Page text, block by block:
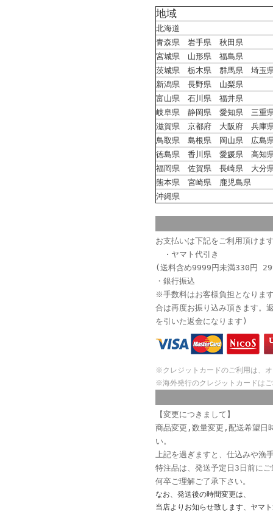
地域
北海道
青森県 岩手県 秋田県
宮城県 山形県 福島県
茨城県 栃木県 群馬県 埼玉
新潟県 長野県 山梨県
富山県 石川県 福井県
岐阜県 静岡県 愛知県 三重
滋賀県 京都府 大阪府 兵庫
鳥取県 島根県 岡山県 広島
徳島県 香川県 愛媛県 高知
福岡県 佐賀県 長崎県 大分
熊本県 宮崎県 鹿児島県
沖縄県
お支払いは下記をご利用頂けま
・ ヤマト代引き
(送料含め9999円未満330円
・銀行振込
※手数料はお客様負担となりま
合は再度お振り込み頂きます。
を引いた返金になります)
※クレジットカードのご利用は、
※海外発行のクレジットカードは
【変更につきまして】
商品変更,数量変更,配送希望日
い。
上記を過ぎますと、仕込みや漁
特注品は、発送予定日3日前に
何卒ご理解ご了承下さい。
なお、発送後の時間変更は、
当店よりお知らせ致します、ヤマ